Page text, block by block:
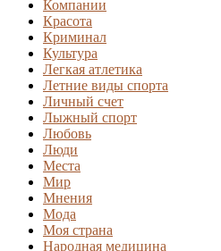
Компании
Красота
Криминал
Культура
Легкая атлетика
Летние виды спорта
Личный счет
Лыжный спорт
Любовь
Люди
Места
Мир
Мнения
Мода
Моя страна
Народная медицина